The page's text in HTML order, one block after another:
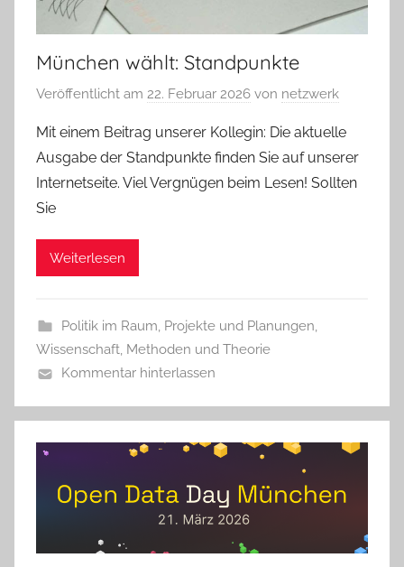
München wählt: Standpunkte
Veröffentlicht am 22. Februar 2026 von netzwerk
Mit einem Beitrag unserer Kollegin: Die aktuelle
Ausgabe der Standpunkte finden Sie auf unserer
Internetseite. Viel Vergnügen beim Lesen! Sollten
Sie
Weiterlesen
Politik im Raum, Projekte und Planungen,
Wissenschaft, Methoden und Theorie
Kommentar hinterlassen